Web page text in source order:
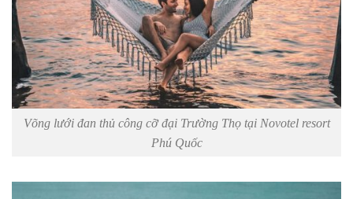
Võng lưới đan thủ công cỡ đại Trường Thọ tại Novotel resort
Phú Quốc